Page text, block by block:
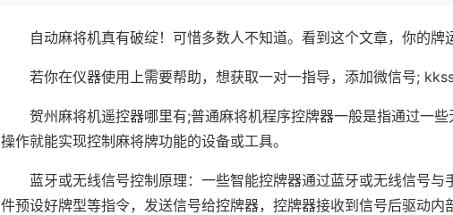
自动麻将机真有破绽！可惜多数人不知道。看到这个文章，你的牌
若你在仪器使用上需要帮助，想获取一对一指导，添加微信号;
贺州麻将机遥控器哪里有;普通麻将机程序控牌器一般是指通过一
操作就能实现控制麻将牌功能的设备或工具。
蓝牙或无线信号控制原理：一些智能控牌器通过蓝牙或无线信号与
件预设好牌型等指令，发送信号给控牌器，控牌器接收到信号后驱动内